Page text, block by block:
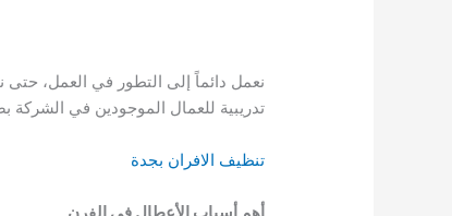
نعمل دائماً إلى التطور في العمل،
تدريبية للعمال الموجودين في
تنظيف الافران بجدة